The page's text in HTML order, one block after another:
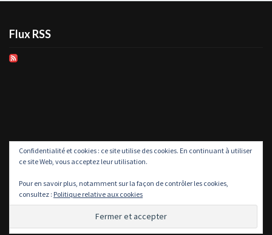
Flux RSS
Confidentialité et cookies : ce site utilise des cookies. En continuant à utiliser
ce site Web, vous acceptez leur utilisation.
Pour en savoir plus, notamment sur la façon de contrôler les cookies,
consultez : Politique relative aux cookies